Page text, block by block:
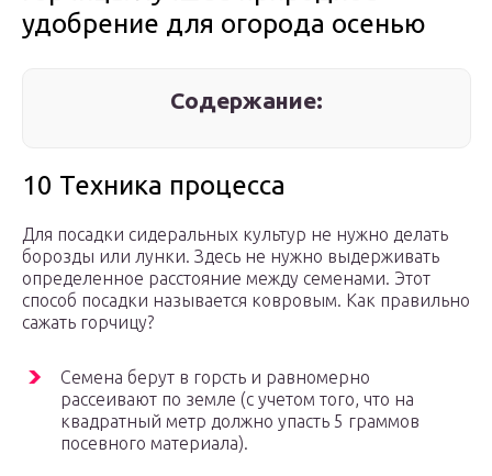
удобрение для огорода осенью
Содержание:
10 Техника процесса
Для посадки сидеральных культур не нужно делать
борозды или лунки. Здесь не нужно выдерживать
определенное расстояние между семенами. Этот
способ посадки называется ковровым. Как правильно
сажать горчицу?
Семена берут в горсть и равномерно
рассеивают по земле (с учетом того, что на
квадратный метр должно упасть 5 граммов
посевного материала).